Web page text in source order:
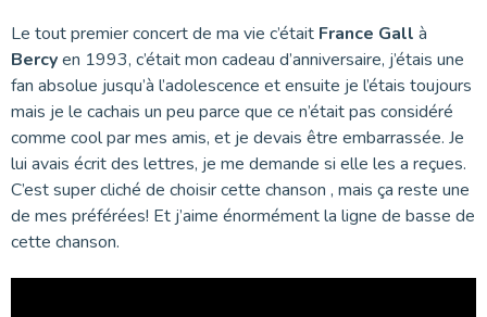
Le tout premier concert de ma vie c’était France Gall à
Bercyen 1993, c’était mon cadeau d’anniversaire, j’étais une
fan absolue jusqu’à l’adolescence et ensuite je l’étais toujours
mais je le cachais un peu parce que ce n’était pas considéré
comme cool par mes amis, et je devais être embarrassée. Je
lui avais écrit des lettres, je me demande si elle les a reçues.
C’est super cliché de choisir cette chanson , mais ça reste une
de mes préférées! Et j’aime énormément la ligne de basse de
cette chanson.